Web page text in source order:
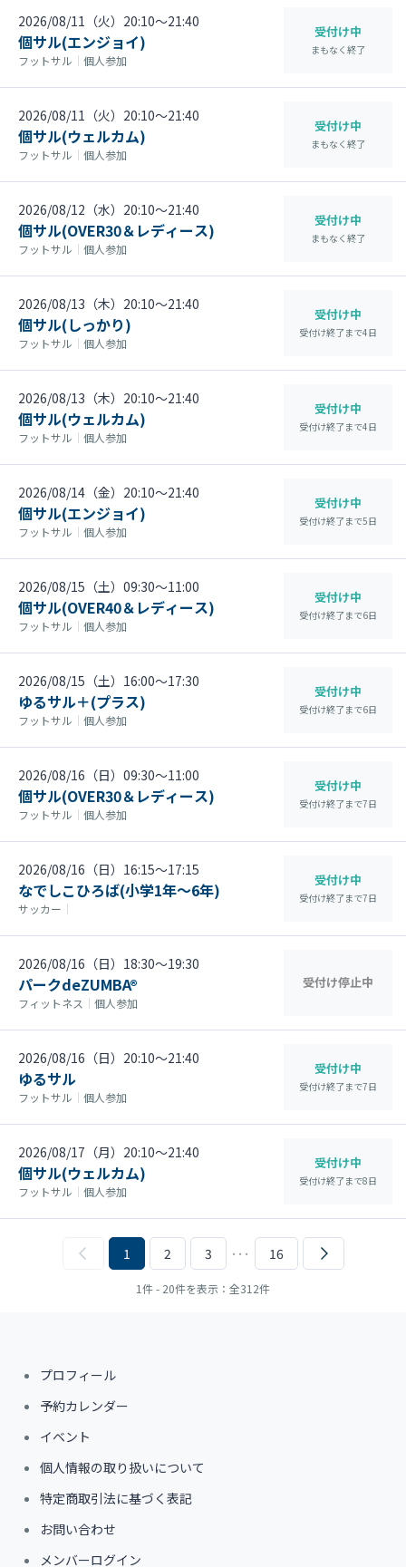
2026/08/11（火）20:10〜21:40
個サル(エンジョイ)
フットサル ｜ 個人参加
受付け中
まもなく終了
2026/08/11（火）20:10〜21:40
個サル(ウェルカム)
フットサル ｜ 個人参加
受付け中
まもなく終了
2026/08/12（水）20:10〜21:40
個サル(OVER30＆レディース)
フットサル ｜ 個人参加
受付け中
まもなく終了
2026/08/13（木）20:10〜21:40
個サル(しっかり)
フットサル ｜ 個人参加
受付け中
受付け終了まで4日
2026/08/13（木）20:10〜21:40
個サル(ウェルカム)
フットサル ｜ 個人参加
受付け中
受付け終了まで4日
2026/08/14（金）20:10〜21:40
個サル(エンジョイ)
フットサル ｜ 個人参加
受付け中
受付け終了まで5日
2026/08/15（土）09:30〜11:00
個サル(OVER40＆レディース)
フットサル ｜ 個人参加
受付け中
受付け終了まで6日
2026/08/15（土）16:00〜17:30
ゆるサル＋(プラス)
フットサル ｜ 個人参加
受付け中
受付け終了まで6日
2026/08/16（日）09:30〜11:00
個サル(OVER30＆レディース)
フットサル ｜ 個人参加
受付け中
受付け終了まで7日
2026/08/16（日）16:15〜17:15
なでしこひろば(小学1年～6年)
サッカー ｜
受付け中
受付け終了まで7日
2026/08/16（日）18:30〜19:30
パークdeZUMBA®
フィットネス ｜ 個人参加
受付け停止中
2026/08/16（日）20:10〜21:40
ゆるサル
フットサル ｜ 個人参加
受付け中
受付け終了まで7日
2026/08/17（月）20:10〜21:40
個サル(ウェルカム)
フットサル ｜ 個人参加
受付け中
受付け終了まで8日
1 2 3 ･･･ 16
1件 - 20件を表示：全312件
プロフィール
予約カレンダー
イベント
個人情報の取り扱いについて
特定商取引法に基づく表記
お問い合わせ
メンバーログイン